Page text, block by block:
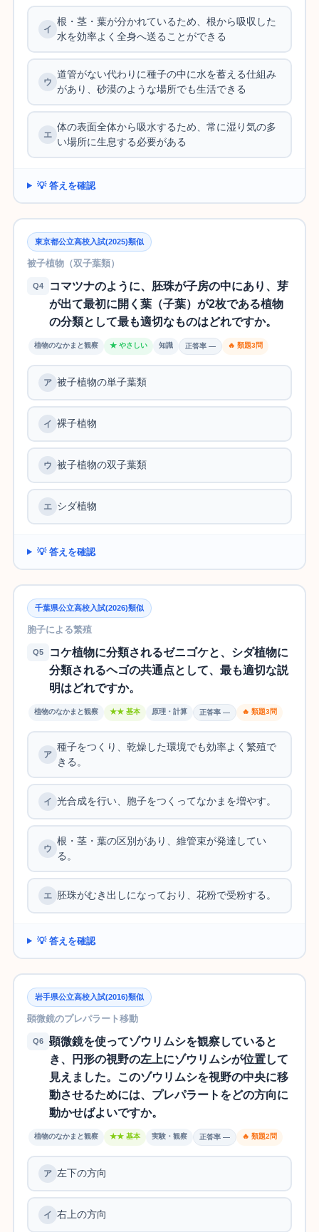
根・茎・葉が分かれているため、根から吸収した
水を効率よく全身へ送ることができる
道管がない代わりに種子の中に水を蓄える仕組み
があり、砂漠のような場所でも生活できる
体の表面全体から吸水するため、常に湿り気の多
い場所に生息する必要がある
💡 答えを確認
東京都公立高校入試(2025)類似
被子植物（双子葉類）
Q4
コマツナのように、胚珠が子房の中にあり、芽
が出て最初に開く葉（子葉）が2枚である植物
の分類として最も適切なものはどれですか。
植物のなかまと観察 ★ やさしい 知識 正答率 — 🔥 類題3問
被子植物の単子葉類
裸子植物
被子植物の双子葉類
シダ植物
💡 答えを確認
千葉県公立高校入試(2026)類似
胞子による繁殖
Q5
コケ植物に分類されるゼニゴケと、シダ植物に
分類されるヘゴの共通点として、最も適切な説
明はどれですか。
植物のなかまと観察 ★★ 基本 原理・計算 正答率 — 🔥 類題3問
種子をつくり、乾燥した環境でも効率よく繁殖で
きる。
光合成を行い、胞子をつくってなかまを増やす。
根・茎・葉の区別があり、維管束が発達してい
る。
胚珠がむき出しになっており、花粉で受粉する。
💡 答えを確認
岩手県公立高校入試(2016)類似
顕微鏡のプレパラート移動
Q6
顕微鏡を使ってゾウリムシを観察していると
き、円形の視野の左上にゾウリムシが位置して
見えました。このゾウリムシを視野の中央に移
動させるためには、プレパラートをどの方向に
動かせばよいですか。
植物のなかまと観察 ★★ 基本 実験・観察 正答率 — 🔥 類題2問
左下の方向
右上の方向